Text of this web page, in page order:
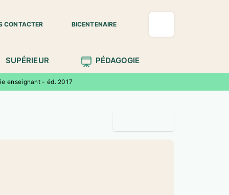
CONTACTER BICENTENAIRE
SUPÉRIEUR PÉDAGOGIE
enseignant - éd. 2017